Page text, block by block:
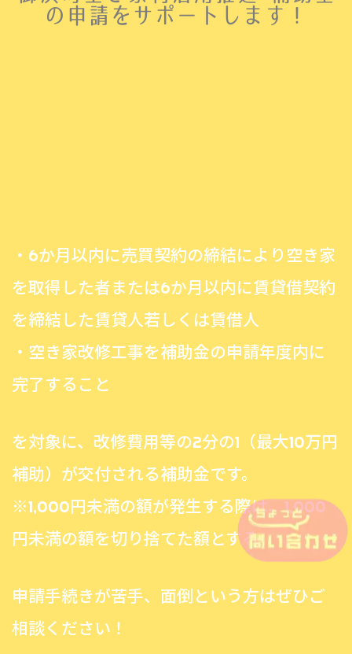
の申請をサポートします！
・6か月以内に売買契約の締結により空き家
を取得した者または6か月以内に賃貸借契約
を締結した賃貸人若しくは賃借人
・空き家改修工事を補助金の申請年度内に
完了すること
を対象に、 改修費用等の2分の1（最大10万円
補助）が交付される補助金です。
※1,000円未満の額が発生する際は、1,000
円未満の額を切り捨てた額とする。
申請手続きが苦手、面倒という方はぜひご
相談ください！